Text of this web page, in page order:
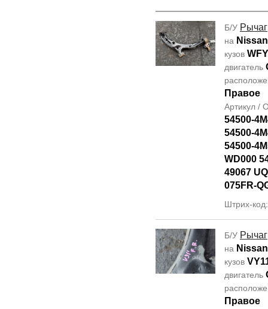
Б/У Рычаг
на
кузов
двигатель
Правое
Артикул /
54500-
54500-
54500-
WD000
49067
075FR-
Штрих-
Б/У Рычаг
на
кузов
двигатель
Правое